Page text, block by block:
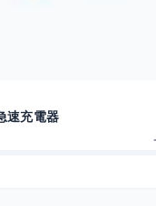
速充電器